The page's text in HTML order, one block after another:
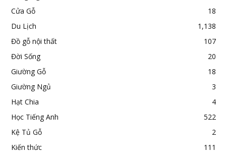
Cửa Gỗ
18
Du Lịch
1,138
Đồ gỗ nội thất
107
Đời Sống
20
Giường Gỗ
18
Giường Ngủ
3
Hạt Chia
4
Học Tiếng Anh
522
Kệ Tủ Gỗ
2
Kiến thức
111